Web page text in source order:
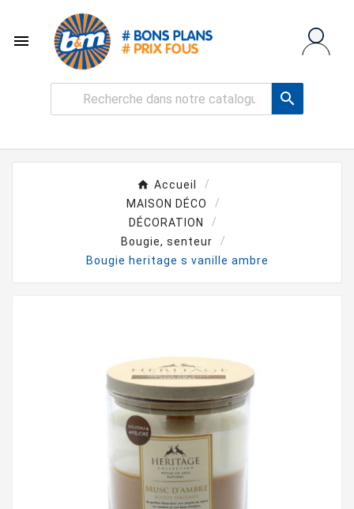


Accueil
MAISON DÉCO
DÉCORATION
Bougie, senteur
Bougie heritage s vanille ambre